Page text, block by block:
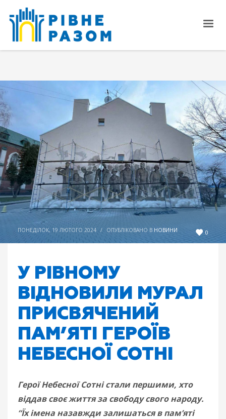
0
ПОНЕДІЛОК, 19 ЛЮТОГО 2024 / ОПУБЛІКОВАНО В НОВИНИ
У РІВНОМУ
ВІДНОВИЛИ МУРАЛ
ПРИСВЯЧЕНИЙ
ПАМ’ЯТІ ГЕРОЇВ
НЕБЕСНОЇ СОТНІ
Герої Небесної Сотні стали першими, хто
віддав своє життя за свободу свого народу.
“Їх імена назавжди залишаться в пам’яті